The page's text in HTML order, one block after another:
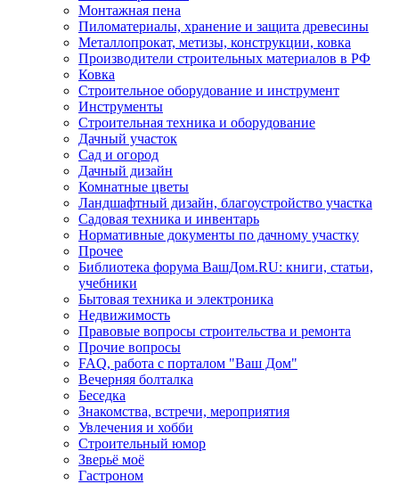
Монтажная пена
Пиломатериалы, хранение и защита древесины
Металлопрокат, метизы, конструкции, ковка
Производители строительных материалов в РФ
Ковка
Строительное оборудование и инструмент
Инструменты
Строительная техника и оборудование
Дачный участок
Сад и огород
Дачный дизайн
Комнатные цветы
Ландшафтный дизайн, благоустройство участка
Садовая техника и инвентарь
Нормативные документы по дачному участку
Прочее
Библиотека форума ВашДом.RU: книги, статьи,
учебники
Бытовая техника и электроника
Недвижимость
Правовые вопросы строительства и ремонта
Прочие вопросы
FAQ, работа с порталом "Ваш Дом"
Вечерняя болталка
Беседка
Знакомства, встречи, мероприятия
Увлечения и хобби
Строительный юмор
Зверьё моё
Гастроном